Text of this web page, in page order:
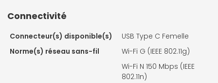
Connectivité
Connecteur(s) disponible(s)
USB Type C Femelle
Norme(s) réseau sans-fil
Wi-Fi G (IEEE 802.11g)
Wi-Fi N 150 Mbps (IEEE
802.11n)